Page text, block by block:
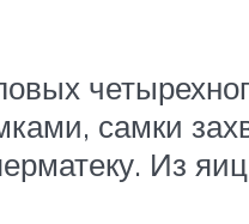
самки
Из